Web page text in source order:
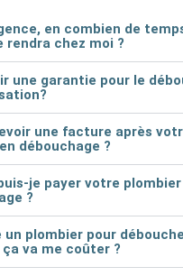
en combien de
rendra chez moi ?
une garantie pour le
une facture après
débouchage ?
je payer votre
?
un plombier pour
ça va me coûter ?